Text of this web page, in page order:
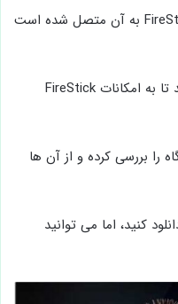
4- در تلویزیون، به کانال ورودی که FireStick به آن متصل شده است
5- حالا با حساب آمازون تان وارد شوید تا به امکانات FireStick
را بررسی کرده و از آن ها
کنید، اما می توانید